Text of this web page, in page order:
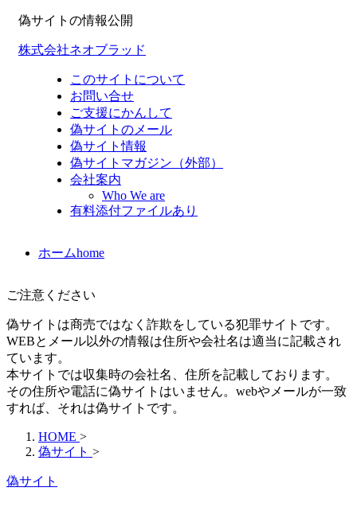
偽サイトの情報公開
株式会社ネオブラッド
このサイトについて
お問い合せ
ご支援にかんして
偽サイトのメール
偽サイト情報
偽サイトマガジン（外部）
会社案内
Who We are
有料添付ファイルあり
ホームhome
ご注意ください
偽サイトは商売ではなく詐欺をしている犯罪サイトです。
WEBとメール以外の情報は住所や会社名は適当に記載され
ています。
本サイトでは収集時の会社名、住所を記載しております。
その住所や電話に偽サイトはいません。webやメールが一致
すれば、それは偽サイトです。
HOME >
偽サイト >
偽サイト